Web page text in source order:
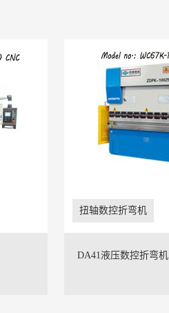
扭轴数控折弯机
DA41液压数控折弯机